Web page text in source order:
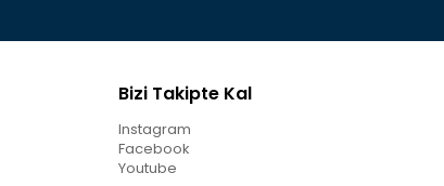
Bizi Takipte Kal
Instagram
Facebook
Youtube